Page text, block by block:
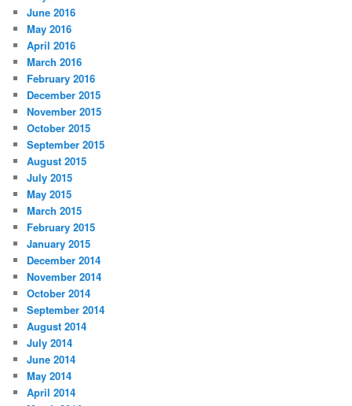
June 2016
May 2016
April 2016
March 2016
February 2016
December 2015
November 2015
October 2015
September 2015
August 2015
July 2015
May 2015
March 2015
February 2015
January 2015
December 2014
November 2014
October 2014
September 2014
August 2014
July 2014
June 2014
May 2014
April 2014